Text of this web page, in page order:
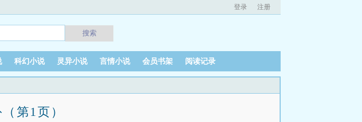
登录 注册
搜索
科幻小说 灵异小说 言情小说 会员书架 阅读记录
第1页）